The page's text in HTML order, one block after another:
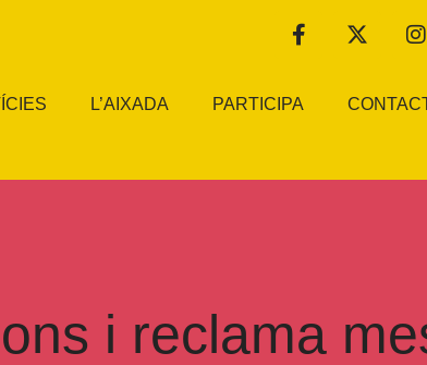
L’AIXADA PARTICIPA
i reclama